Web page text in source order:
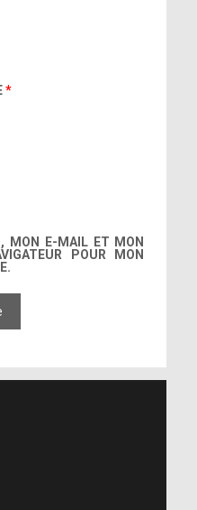
*
MON E-MAIL ET MON
POUR MON